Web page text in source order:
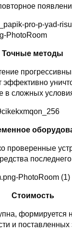
Точные методы
эффективно
в сложных
проверенные
Стоимость
формируется
и поставленных